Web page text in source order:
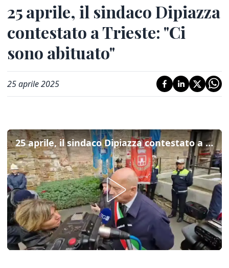
25 aprile, il sindaco Dipiazza
contestato a Trieste: "Ci
sono abituato"
25 aprile 2025
25 aprile, il sindaco Dipiazza contestato a Trieste: "Ci sono abituato"